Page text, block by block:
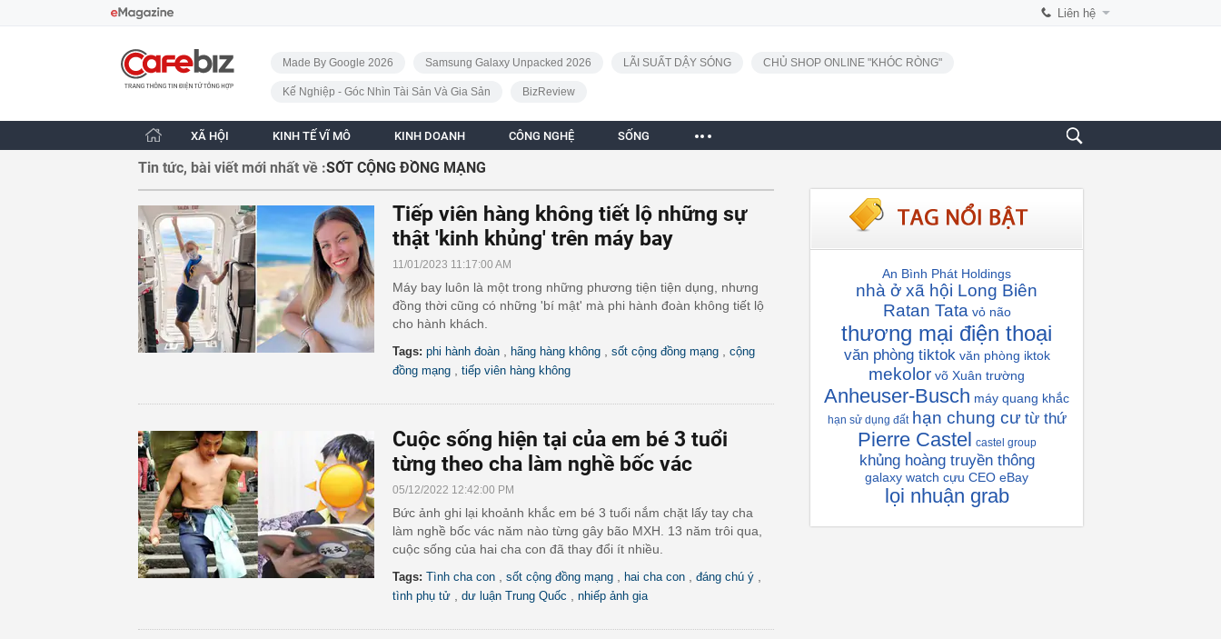
Liên hệ
CafeBiz - Trang chủ
Made By Google 2026
Samsung Galaxy Unpacked 2026 LÃI SUẤT DẬY SÓNG CHỦ SHOP ONLINE "KHÓC RÒNG"
Kế Nghiệp - Góc Nhìn Tài Sản Và Gia Sản BizReview
XÃ HỘI KINH TẾ VĨ MÔ KINH DOANH CÔNG NGHỆ SỐNG
Tin tức, bài viết mới nhất về :SỐT CỘNG ĐỒNG MẠNG
Tiếp viên hàng không tiết lộ những sự
thật 'kinh khủng' trên máy bay
11/01/2023 11:17:00 AM
Máy bay luôn là một trong những phương tiện tiện dụng, nhưng
đồng thời cũng có những 'bí mật' mà phi hành đoàn không tiết lộ
cho hành khách.
Tags: phi hành đoàn hãng hàng không sốt cộng đồng mạng
cộng
đồng mạng
tiếp viên hàng không
Cuộc sống hiện tại của em bé 3 tuổi
từng theo cha làm nghề bốc vác
05/12/2022 12:42:00 PM
Bức ảnh ghi lại khoảnh khắc em bé 3 tuổi nắm chặt lấy tay cha
làm nghề bốc vác năm nào từng gây bão MXH. 13 năm trôi qua,
cuộc sống của hai cha con đã thay đổi ít nhiều.
Tags: Tình cha con sốt cộng đồng mạng hai cha con đáng chú ý
tình phụ tử dư luận Trung Quốc nhiếp ảnh gia
An Bình Phát Holdings
nhà ở xã hội Long Biên
Ratan Tata vỏ não
thương mại điện thoại
văn phòng tiktok văn phòng iktok
mekolor võ Xuân trường
Anheuser-Busch máy quang khắc
hạn sử dụng đất hạn chung cư từ thứ
Pierre Castel castel group
khủng hoàng truyền thông
galaxy watch cựu CEO eBay
lọi nhuận grab